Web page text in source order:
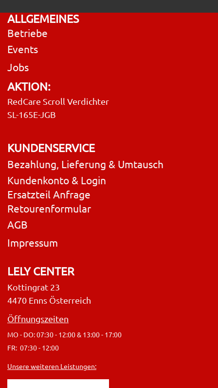
ALLGEMEINES
Betriebe
Events
Jobs
AKTION:
RedCare Scroll Verdichter
SL-165E-JGB
KUNDENSERVICE
Bezahlung, Lieferung & Umtausch
Kundenkonto & Login
Ersatzteil Anfrage
Retourenformular
AGB
Impressum
LELY CENTER
Kottingrat 23
4470 Enns Österreich
Öffnungszeiten
MO - DO: 07:30 - 12:00 & 13:00 - 17:00
FR: 07:30 - 12:00
Unsere weiteren Leistungen: